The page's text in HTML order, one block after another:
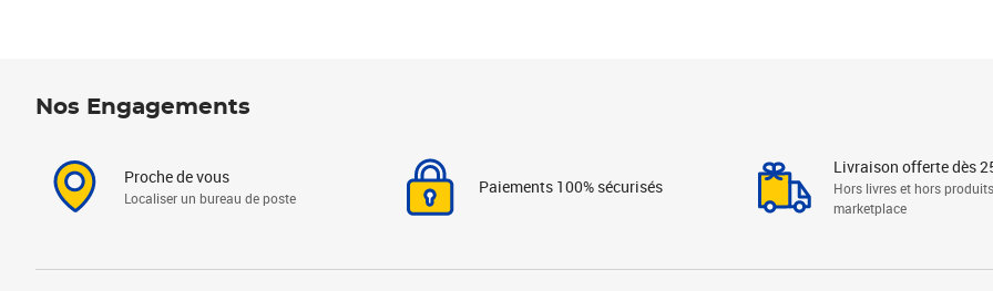
Nos Engagements
Proche de vous
Localiser un bureau de poste
Paiements 100% sécurisés
Livraison offerte dès
Hors livres et hors produits
marketplace